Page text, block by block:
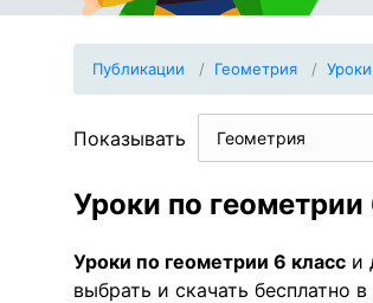
Публикации Геометрия Уроки
Показывать Геометрия
Уроки по геометрии
Уроки по геометрии 6 класс и
выбрать и скачать бесплатно